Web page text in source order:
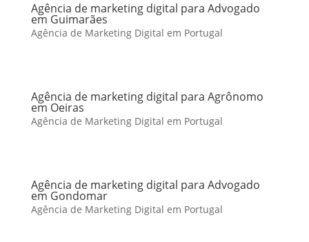
Agência de marketing digital para Advogado
em Guimarães
Agência de Marketing Digital em Portugal
Agência de marketing digital para Agrônomo
em Oeiras
Agência de Marketing Digital em Portugal
Agência de marketing digital para Advogado
em Gondomar
Agência de Marketing Digital em Portugal